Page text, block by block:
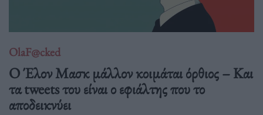
OlaF@cked
Ο Έλον Μασκ μάλλον κοιμάται όρθιος – Και
τα tweets του είναι ο εφιάλτης που το
αποδεικνύει